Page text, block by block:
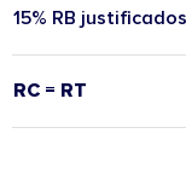
15% RB justificados
RC = RT